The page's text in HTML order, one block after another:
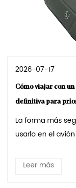
2026-07-17
Cómo viajar con
definitiva para
La forma más segura de viajar con
usarlo en el
Leer más